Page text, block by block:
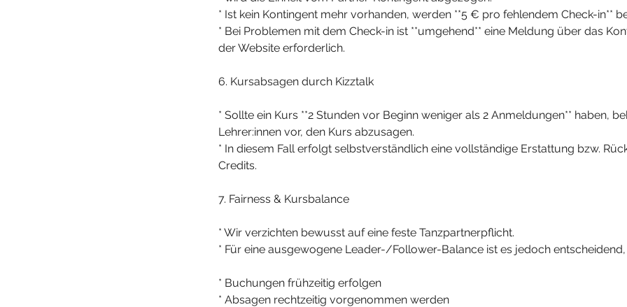
* Ist kein Kontingent mehr vorhanden, werden **5 € pro fehlendem Check-in**
* Bei Problemen mit dem Check-in ist **umgehend** eine Meldung über das
der Website erforderlich.
6. Kursabsagen durch Kizztalk
* Sollte ein Kurs **2 Stunden vor Beginn weniger als 2 Anmeldungen** haben,
Lehrer:innen vor, den Kurs abzusagen.
* In diesem Fall erfolgt selbstverständlich eine vollständige Erstattung bzw.
Credits.
7. Fairness & Kursbalance
* Wir verzichten bewusst auf eine feste Tanzpartnerpflicht.
* Für eine ausgewogene Leader-/Follower-Balance ist es jedoch entscheidend,
* Buchungen frühzeitig erfolgen
* Absagen rechtzeitig vorgenommen werden